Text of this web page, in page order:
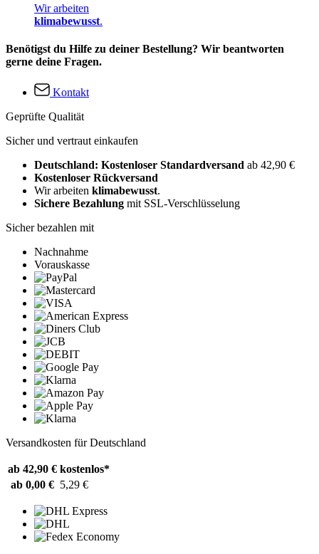
Wir arbeiten
klimabewusst.
Benötigst du Hilfe zu deiner Bestellung? Wir beantworten
gerne deine Fragen.
Kontakt
Geprüfte Qualität
Sicher und vertraut einkaufen
Deutschland: Kostenloser Standardversand ab 42,90 €
Kostenloser Rückversand
Wir arbeiten klimabewusst.
Sichere Bezahlung mit SSL-Verschlüsselung
Sicher bezahlen mit
Nachnahme
Vorauskasse
Versandkosten für Deutschland
ab 42,90 € kostenlos*
ab 0,00 € 5,29 €